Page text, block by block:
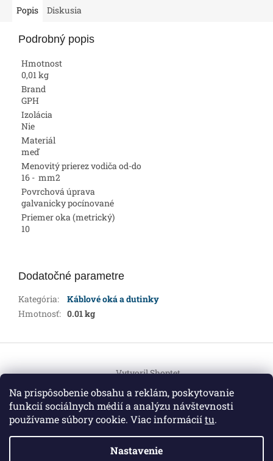
Na prispôsobenie obsahu a reklám, poskytovanie
funkcií sociálnych médií a analýzu návštevnosti
používame súbory cookie. Viac informáciítu.
Nastavenie
Popis Diskusia
Podrobný popis
Hmotnost
0,01 kg
Brand
GPH
Izolácia
Nie
Materiál
meď
Menovitý prierez vodiča od-do
16 - mm2
Povrchová úprava
galvanicky pocínované
Priemer oka (metrický)
10
Dodatočné parametre
Kategória:
Káblové oká a dutinky
Hmotnosť: 0.01 kg
p
Vytvoril Shoptet
Copyright 2026HEMI Elektro. Všetky práva vyhradené.
Upraviť nastavenie cookies